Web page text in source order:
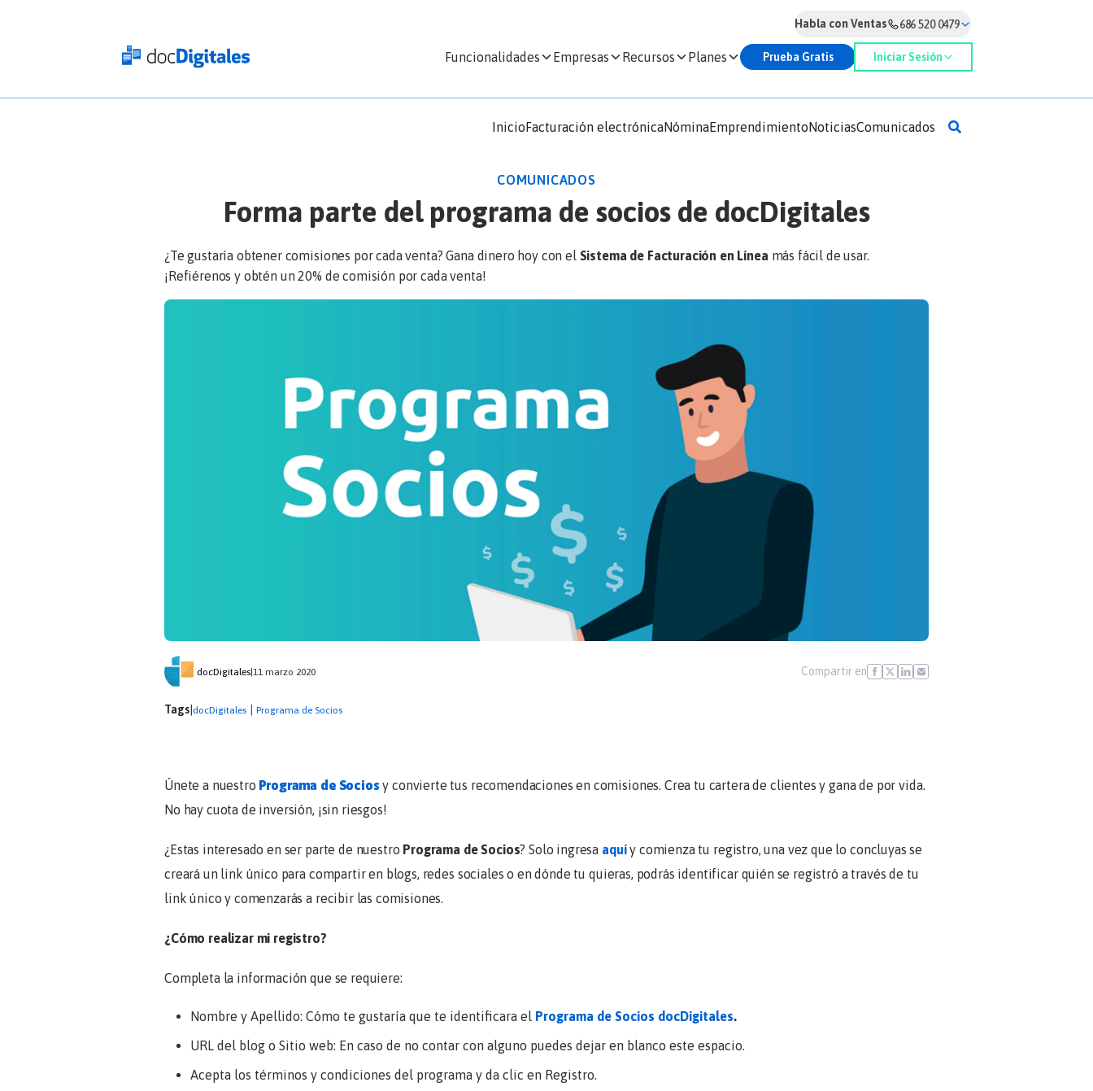
Funcionalidades Empresas Recursos Planes Prueba Gratis Iniciar Sesión
Habla con Ventas 686 520 0479
docDigitales
Línea
Inicio Facturación electrónicaNóminaEmprendimiento NoticiasComunicados
COMUNICADOS
Forma parte del programa de socios de docDigitales
¿Te gustaría obtener comisiones por cada venta? Gana dinero hoy con el Sistema de Facturación en Línea más fácil de usar.
¡Refiérenos y obtén un 20% de comisión por cada venta!
docDigitales|11 marzo 2020 Compartir en
Tags docDigitales Programa de Socios
Únete a nuestro Programa de Socios y convierte tus recomendaciones en comisiones. Crea tu cartera de clientes y gana de por vida.
No hay cuota de inversión, ¡sin riesgos!
¿Estas interesado en ser parte de nuestro Programa de Socios? Solo ingresa aquíy comienza tu registro, una vez que lo concluyas se
creará un link único para compartir en blogs, redes sociales o en dónde tu quieras, podrás identificar quién se registró a través de tu
link único y comenzarás a recibir las comisiones.
¿Cómo realizar mi registro?
Completa la información que se requiere:
Nombre y Apellido: Cómo te gustaría que te identificara el Programa de Socios docDigitales.
URL del blog o Sitio web: En caso de no contar con alguno puedes dejar en blanco este espacio.
Acepta los términos y condiciones del programa y da clic en Registro.